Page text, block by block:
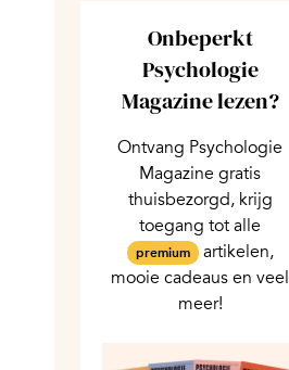
Onbeperkt
Psychologie
Magazine lezen?
Ontvang Psychologie
Magazine gratis
thuisbezorgd, krijg
toegang tot alle
premium artikelen,
mooie cadeaus en veel
meer!